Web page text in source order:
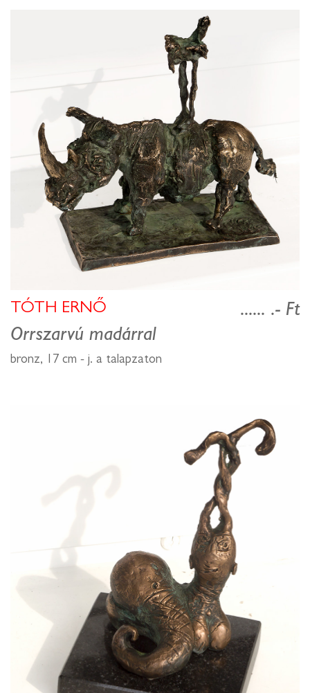
TÓTH ERNŐ
Orrszarvú madárral
bronz, 17 cm - j. a talapzaton
...... .- Ft